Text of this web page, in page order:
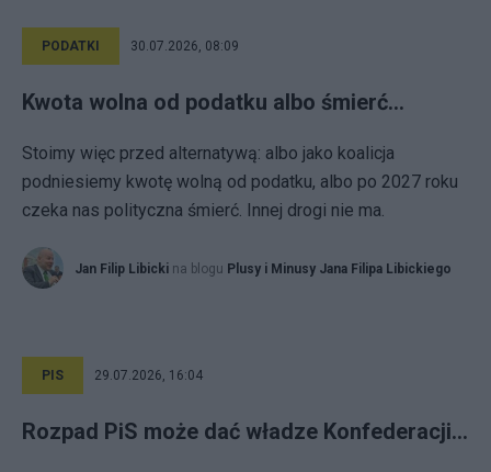
PODATKI 30.07.2026, 08:09
Kwota wolna od podatku albo śmierć…
Stoimy więc przed alternatywą: albo jako koalicja
podniesiemy kwotę wolną od podatku, albo po 2027 roku
czeka nas polityczna śmierć. Innej drogi nie ma.
Jan Filip Libicki na blogu Plusy i Minusy Jana Filipa Libickiego
PIS 29.07.2026, 16:04
Rozpad PiS może dać władze Konfederacji…